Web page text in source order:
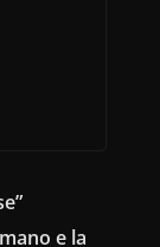
e la